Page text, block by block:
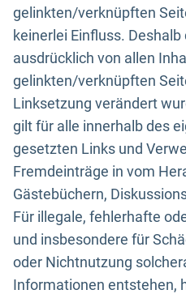
gelinkten/verknüpften
keinerlei Einfluss.
ausdrücklich von allen
gelinkten/verknüpften
Linksetzung verändert
gilt für alle innerhalb des
gesetzten Links und
Fremdeinträge in vom
Gästebüchern,
Für illegale, fehlerhafte
und insbesondere für
oder Nichtnutzung
Informationen entstehen,